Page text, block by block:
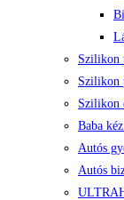
Szilikon
Szilikon
Szilikon
Baba
Autós
Autós